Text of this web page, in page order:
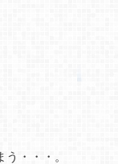
・・・。